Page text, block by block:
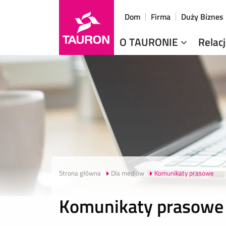
Dom Firma Duży Biznes
O TAURONIE
Strona główna Dla mediów Komunikaty prasowe
Komunikaty prasowe